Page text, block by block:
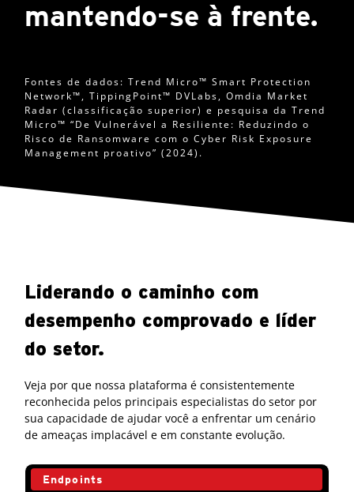
mantendo-se à frente.
Fontes de dados: Trend Micro™ Smart Protection
Network™, TippingPoint™ DVLabs, Omdia Market
Radar (classificação superior) e pesquisa da Trend
Micro™ “De Vulnerável a Resiliente: Reduzindo o
Risco de Ransomware com o Cyber Risk Exposure
Management proativo” (2024).
Liderando o caminho com
desempenho comprovado e líder
do setor.
Veja por que nossa plataforma é consistentemente
reconhecida pelos principais especialistas do setor por
sua capacidade de ajudar você a enfrentar um cenário
de ameaças implacável e em constante evolução.
Endpoints